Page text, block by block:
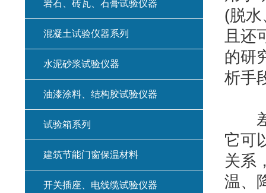
(脱
且还
的研
析手
差
它可
关系
温、
岩石、砖瓦、石膏试验仪器
混凝土试验仪器系列
水泥砂浆试验仪器
油漆涂料、结构胶试验仪器
试验箱系列
建筑节能门窗保温材料
开关插座、电线缆试验仪器